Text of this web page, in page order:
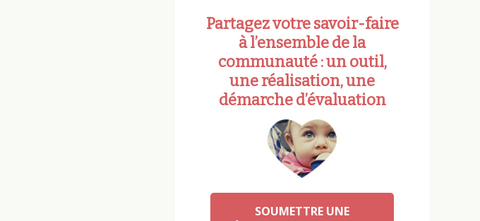
Partagez votre savoir-faire
à l’ensemble de la
communauté : un outil,
une réalisation, une
démarche d’évaluation
SOUMETTRE UNE